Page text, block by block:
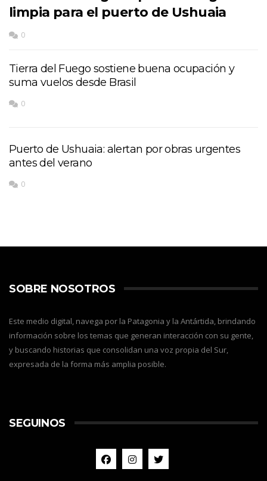
limpia para el puerto de Ushuaia
0
Tierra del Fuego sostiene buena ocupación y
suma vuelos desde Brasil
0
Puerto de Ushuaia: alertan por obras urgentes
antes del verano
0
SOBRE NOSOTROS
Este medio digital, navega por la Patagonia y la Antártida, brindando
información sobre los temas que generan interacción con su gente,
y buscando historias que consolidan una voz propia del Sur,
expresada de la forma más amplia posible.
SEGUINOS